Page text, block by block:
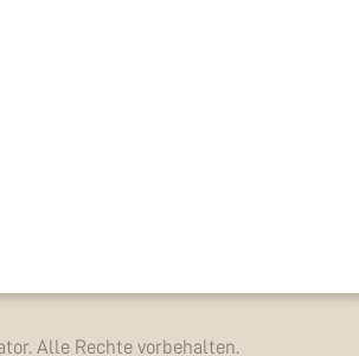
Alle Rechte vorbehalten.